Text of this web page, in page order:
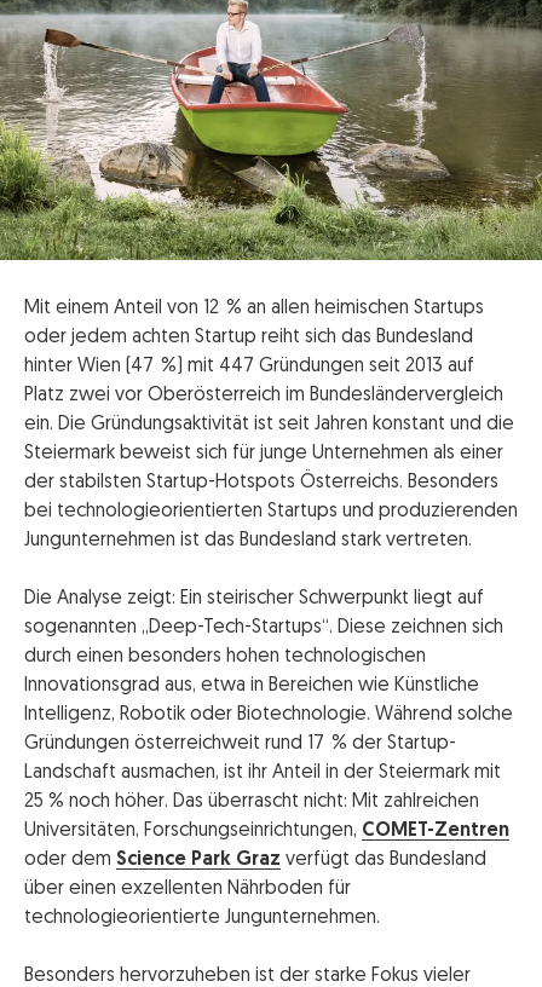
Mit einem Anteil von 12 % an allen heimischen Startups
oder jedem achten Startup reiht sich das Bundesland
hinter Wien (47 %) mit 447 Gründungen seit 2013 auf
Platz zwei vor Oberösterreich im Bundesländervergleich
ein. Die Gründungsaktivität ist seit Jahren konstant und die
Steiermark beweist sich für junge Unternehmen als einer
der stabilsten Startup-Hotspots Österreichs. Besonders
bei technologieorientierten Startups und produzierenden
Jungunternehmen ist das Bundesland stark vertreten.
Die Analyse zeigt: Ein steirischer Schwerpunkt liegt auf
sogenannten „Deep-Tech-Startups“. Diese zeichnen sich
durch einen besonders hohen technologischen
Innovationsgrad aus, etwa in Bereichen wie Künstliche
Intelligenz, Robotik oder Biotechnologie. Während solche
Gründungen österreichweit rund 17 % der Startup-
Landschaft ausmachen, ist ihr Anteil in der Steiermark mit
25 % noch höher. Das überrascht nicht: Mit zahlreichen
Universitäten, Forschungseinrichtungen, COMET-Zentren
oder dem Science Park Graz verfügt das Bundesland
über einen exzellenten Nährboden für
technologieorientierte Jungunternehmen.
Besonders hervorzuheben ist der starke Fokus vieler